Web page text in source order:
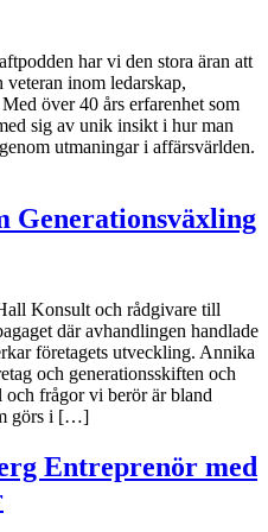
har vi den stora äran att
inom ledarskap,
över 40 års erfarenhet som
sig av unik insikt i hur man
utmaningar i affärsvärlden.
Generationsväxling
Konsult och rådgivare till
där avhandlingen handlade
företagets utveckling. Annika
och generationsskiften och
och frågor vi berör är bland
görs i […]
Entreprenör med